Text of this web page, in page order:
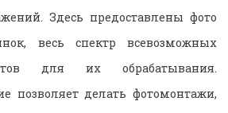
Здесь предоставлены фото
весь спектр всевозможных
для их обрабатывания.
позволяет делать фотомонтажи,